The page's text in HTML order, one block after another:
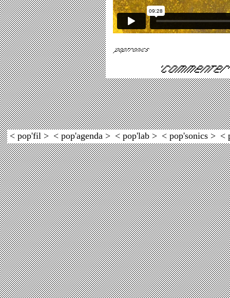
< pop'fil > < pop'agenda > < pop'lab > < pop'sonics > <